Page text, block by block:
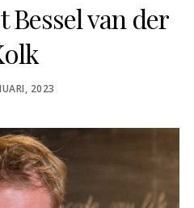
van der
2023